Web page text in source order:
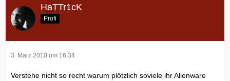
HaTTr1cK
Profi
3. März 2010 um 16:34
Verstehe nicht so recht warum plötzlich soviele ihr Alienware